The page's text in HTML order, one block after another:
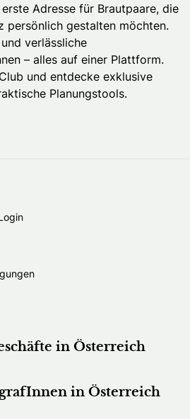
Adresse für Brautpaare, die
persönlich gestalten möchten.
verlässliche
– alles auf einer Plattform.
und entdecke exklusive
Planungstools.
in Österreich
in Österreich